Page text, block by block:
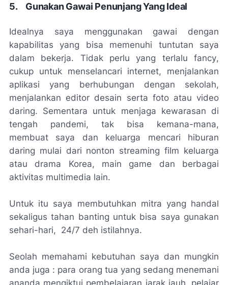
5. Gunakan Gawai Penunjang Yang Ideal
Idealnya saya menggunakan gawai dengan
kapabilitas yang bisa memenuhi tuntutan saya
dalam bekerja. Tidak perlu yang terlalu fancy,
cukup untuk menselancari internet, menjalankan
aplikasi yang berhubungan dengan sekolah,
menjalankan editor desain serta foto atau video
daring. Sementara untuk menjaga kewarasan di
tengah pandemi, tak bisa kemana-mana,
membuat saya dan keluarga mencari hiburan
daring mulai dari nonton streamingfilm keluarga
atau drama Korea, main game dan berbagai
aktivitas multimedia lain.
Untuk itu saya membutuhkan mitra yang handal
sekaligus tahan banting untuk bisa saya gunakan
sehari-hari, 24/7 deh istilahnya.
Seolah memahami kebutuhan saya dan mungkin
anda juga : para orang tua yang sedang menemani